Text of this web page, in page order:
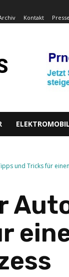
Kontakt
und Tricks für